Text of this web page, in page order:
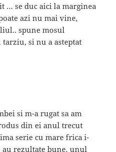
… se duc aici la marginea
azi nu mai vine,
spune mosul
si nu a asteptat
si m-a rugat sa am
din ei anul trecut
serie cu mare frica i-
au rezultate bune, unul